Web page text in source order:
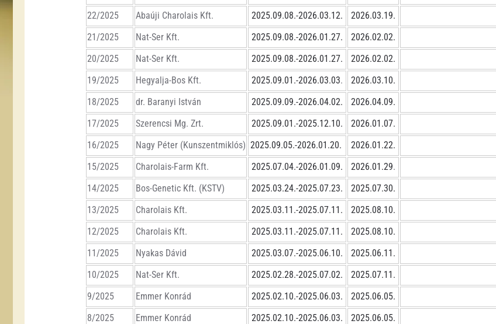
22/2025
Abaúji Charolais Kft. 2025.09.08.-2026.03.12.
2026.03.19.
21/2025
Nat-Ser Kft. 2025.09.08.-2026.01.27.
2026.02.02.
20/2025
Nat-Ser Kft. 2025.09.08.-2026.01.27.
2026.02.02.
19/2025
Hegyalja-Bos Kft. 2025.09.01.-2026.03.03.
2026.03.10.
18/2025
dr. Baranyi István 2025.09.09.-2026.04.02.
2026.04.09.
17/2025
Szerencsi Mg. Zrt. 2025.09.01.-2025.12.10.
2026.01.07.
16/2025
Nagy Péter (Kunszentmiklós) 2025.09.05.-2026.01.20.
2026.01.22.
15/2025
Charolais-Farm Kft. 2025.07.04.-2026.01.09. 2026.01.29.
14/2025
Bos-Genetic Kft. (KSTV) 2025.03.24.-2025.07.23.
2025.07.30.
13/2025
Charolais Kft. 2025.03.11.-2025.07.11.
2025.08.10.
12/2025
Charolais Kft. 2025.03.11.-2025.07.11.
2025.08.10.
11/2025
Nyakas Dávid 2025.03.07.-2025.06.10.
2025.06.11.
10/2025
Nat-Ser Kft. 2025.02.28.-2025.07.02.
2025.07.11.
9/2025
Emmer Konrád 2025.02.10.-2025.06.03.
2025.06.05.
8/2025
Emmer Konrád 2025.02.10.-2025.06.03.
2025.06.05.